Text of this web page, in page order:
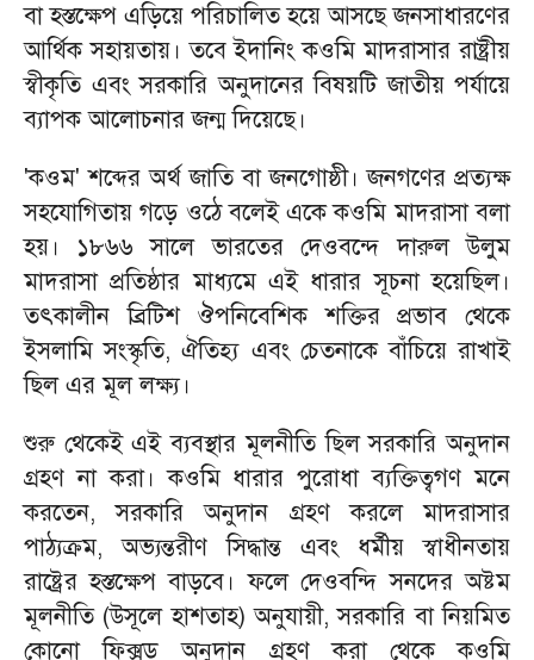
বা হস্তক্ষেপ এড়িয়ে পরিচালিত হয়ে আসছে জনসাধারণের
আর্থিক সহায়তায়। তবে ইদানিং কওমি মাদরাসার রাষ্ট্রীয়
স্বীকৃতি এবং সরকারি অনুদানের বিষয়টি জাতীয় পর্যায়ে
ব্যাপক আলোচনার জন্ম দিয়েছে।
​'কওম' শব্দের অর্থ জাতি বা জনগোষ্ঠী। জনগণের প্রত্যক্ষ
সহযোগিতায় গড়ে ওঠে বলেই একে কওমি মাদরাসা বলা
হয়। ১৮৬৬ সালে ভারতের দেওবন্দে দারুল উলুম
মাদরাসা প্রতিষ্ঠার মাধ্যমে এই ধারার সূচনা হয়েছিল।
তৎকালীন ব্রিটিশ ঔপনিবেশিক শক্তির প্রভাব থেকে
ইসলামি সংস্কৃতি, ঐতিহ্য এবং চেতনাকে বাঁচিয়ে রাখাই
ছিল এর মূল লক্ষ্য।
​শুরু থেকেই এই ব্যবস্থার মূলনীতি ছিল সরকারি অনুদান
গ্রহণ না করা। কওমি ধারার পুরোধা ব্যক্তিত্বগণ মনে
করতেন, সরকারি অনুদান গ্রহণ করলে মাদরাসার
পাঠ্যক্রম, অভ্যন্তরীণ সিদ্ধান্ত এবং ধর্মীয় স্বাধীনতায়
রাষ্ট্রের হস্তক্ষেপ বাড়বে। ফলে দেওবন্দি সনদের অষ্টম
মূলনীতি (উসূলে হাশতাহ) অনুযায়ী, সরকারি বা নিয়মিত
কোনো ফিক্সড অনুদান গ্রহণ করা থেকে কওমি